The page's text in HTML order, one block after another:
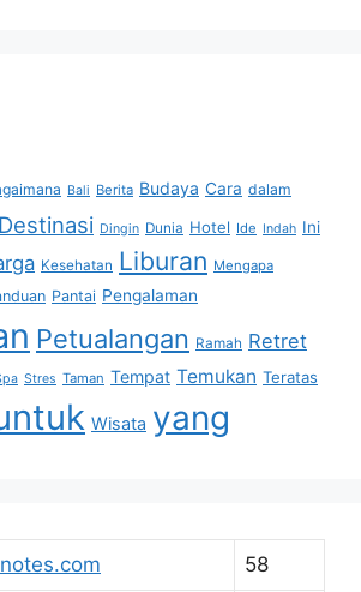
Bali Berita Budaya Cara dalam
Destinasi Dingin Dunia Hotel Ide Indah Ini
Kesehatan Liburan Mengapa
Pantai Pengalaman
Petualangan Ramah Retret
Stres Taman Tempat Temukan Teratas
Wisata yang
58